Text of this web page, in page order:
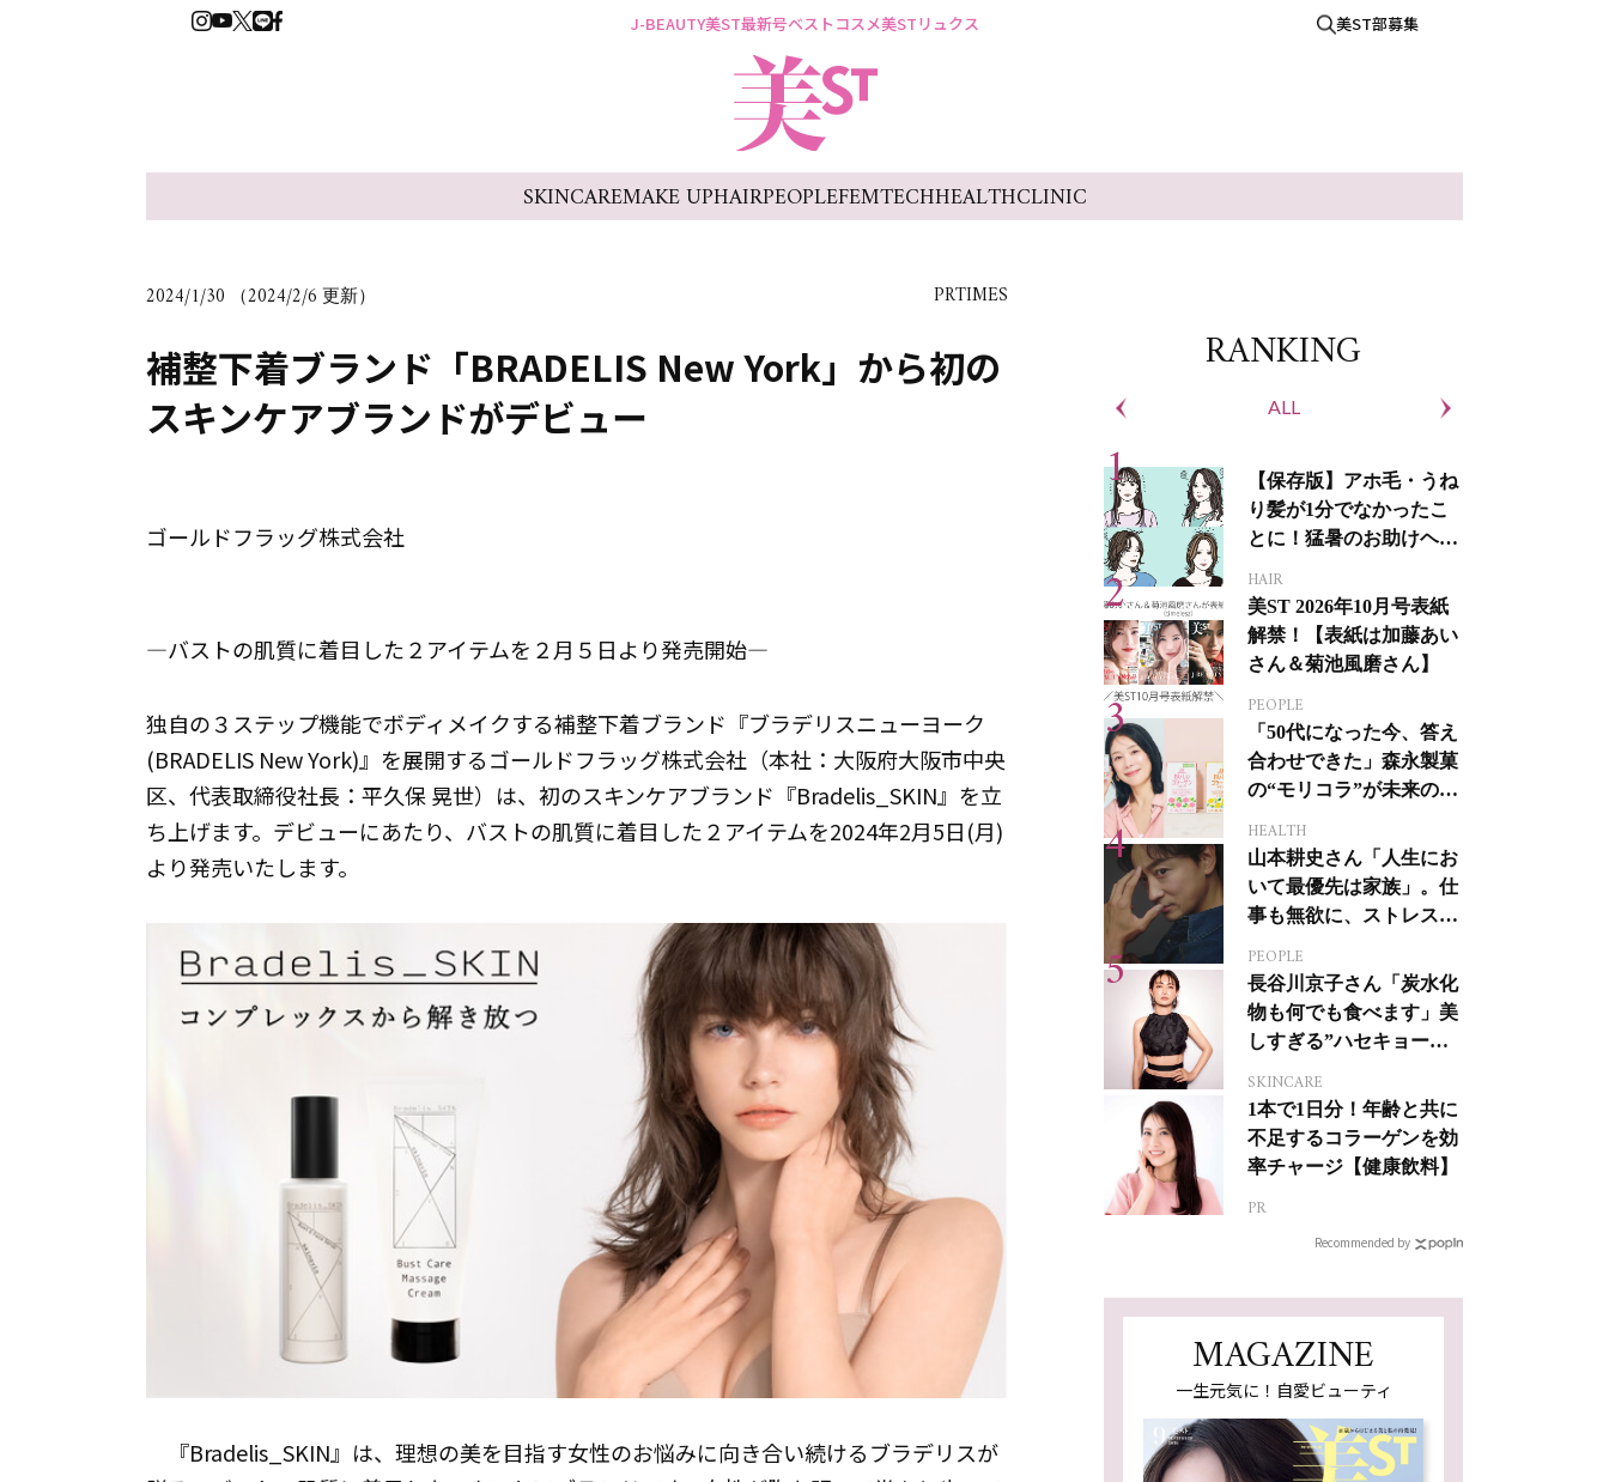
J-BEAUTY美ST最新号ベストコスメ美STリュクス 美ST部募集
SKINCAREMAKE UPHAIRPEOPLEFEMTECHHEALTHCLINIC
2024/1/30 （2024/2/6 更新） PRTIMES
補整下着ブランド「BRADELIS New York」から初の
スキンケアブランドがデビュー
ゴールドフラッグ株式会社
―バストの肌質に着目した２アイテムを２月５日より発売開始―
独自の３ステップ機能でボディメイクする補整下着ブランド『ブラデリスニューヨーク
(BRADELIS New York)』を展開するゴールドフラッグ株式会社（本社：大阪府大阪市中央
区、代表取締役社長：平久保 晃世）は、初のスキンケアブランド『Bradelis_SKIN』を立
ち上げます。デビューにあたり、バストの肌質に着目した２アイテムを2024年2月5日(月)
より発売いたします。
『Bradelis_SKIN』は、理想の美を目指す女性のお悩みに向き合い続けるブラデリスが
RANKING
ALL
【保存版】アホ毛・うね
り髪が1分でなかったこ
とに！猛暑のお助けヘア
HAIR
美ST 2026年10月号表紙
解禁！【表紙は加藤あい
さん＆菊池風磨さん】
PEOPLE
「50代になった今、答え
合わせできた」森永製菓
の“モリコラ”が未来のキ
HEALTH
山本耕史さん「人生にお
いて最優先は家族」。仕
事も無欲に、ストレスを
PEOPLE
長谷川京子さん「炭水化
物も何でも食べます」美
しすぎる”ハセキョーボ
SKINCARE
1本で1日分！年齢と共に
不足するコラーゲンを効
率チャージ【健康飲料】
PR
Recommended by
MAGAZINE
一生元気に！自愛ビューティ